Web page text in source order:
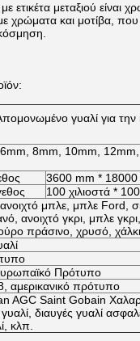
ετικέτα μεταξιού είναι
χρώματα και μοτίβα, που
γυαλί για
8mm, 10mm,
3600 mm * 18000
100 χιλιοστά *
μπλε, μπλε Ford,
ανοιχτό γκρι, μπλε
πράσινο, χρυσό,
Πρότυπο
αμερικανικό πρότυπο
AGC Saint Gobain
διαυγές γυαλί
κλπ.